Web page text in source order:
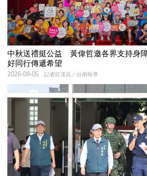
中秋送禮挺公益 黃偉哲邀各界支持身
好同行傳遞希望
記者莊漢昌／台南報導
2026-08-05